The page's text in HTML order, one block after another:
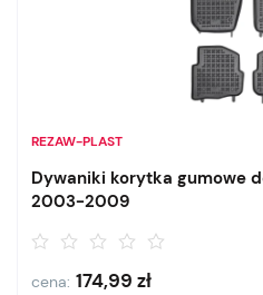
REZAW-PLAST
Dywaniki korytka gumowe
2003-2009
cena: 174,99 zł